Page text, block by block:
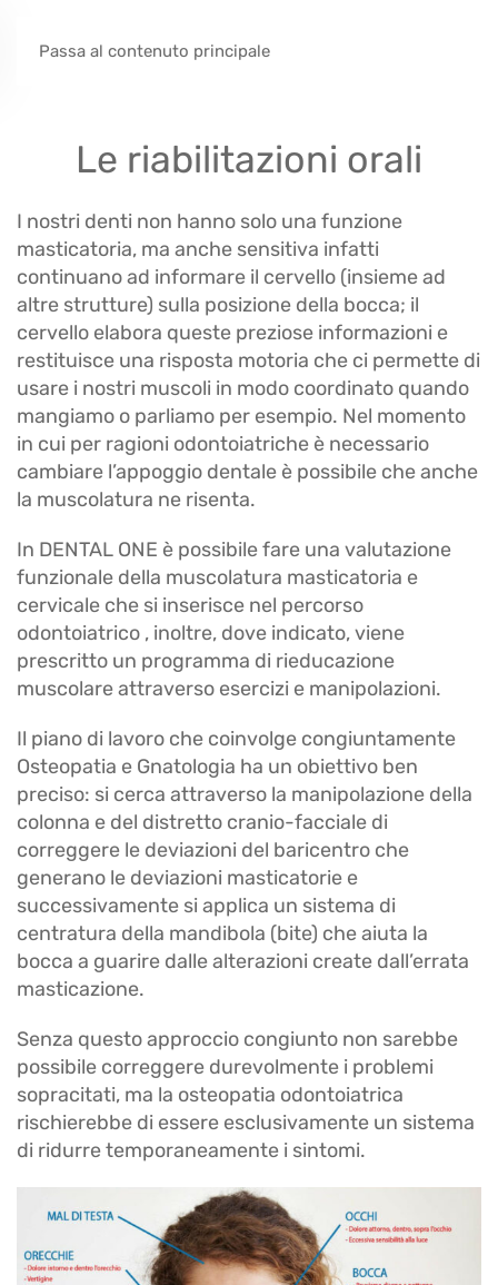
Passa al contenuto principale
Le riabilitazioni orali
I nostri denti non hanno solo una funzione
masticatoria, ma anche sensitiva infatti
continuano ad informare il cervello (insieme ad
altre strutture) sulla posizione della bocca; il
cervello elabora queste preziose informazioni e
restituisce una risposta motoria che ci permette di
usare i nostri muscoli in modo coordinato quando
mangiamo o parliamo per esempio. Nel momento
in cui per ragioni odontoiatriche è necessario
cambiare l’appoggio dentale è possibile che anche
la muscolatura ne risenta.
In DENTAL ONE è possibile fare una valutazione
funzionale della muscolatura masticatoria e
cervicale che si inserisce nel percorso
odontoiatrico , inoltre, dove indicato, viene
prescritto un programma di rieducazione
muscolare attraverso esercizi e manipolazioni.
Il piano di lavoro che coinvolge congiuntamente
Osteopatia e Gnatologia ha un obiettivo ben
preciso: si cerca attraverso la manipolazione della
colonna e del distretto cranio-facciale di
correggere le deviazioni del baricentro che
generano le deviazioni masticatorie e
successivamente si applica un sistema di
centratura della mandibola (bite) che aiuta la
bocca a guarire dalle alterazioni create dall’errata
masticazione.
Senza questo approccio congiunto non sarebbe
possibile correggere durevolmente i problemi
sopracitati, ma la osteopatia odontoiatrica
rischierebbe di essere esclusivamente un sistema
di ridurre temporaneamente i sintomi.